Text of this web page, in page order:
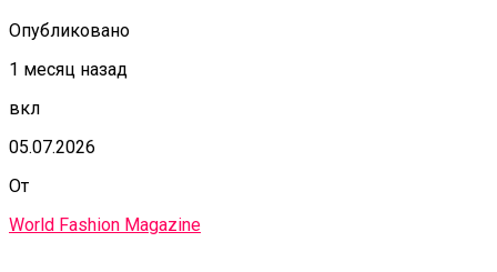
Опубликовано
1 месяц назад
вкл
05.07.2026
От
World Fashion Magazine